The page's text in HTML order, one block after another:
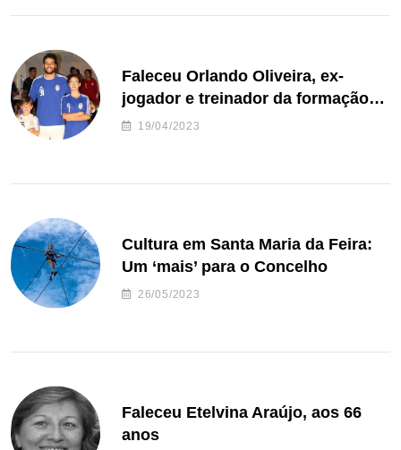
Faleceu Orlando Oliveira, ex-
jogador e treinador da formação
de andebol do Feirense
19/04/2023
Cultura em Santa Maria da Feira:
Um ‘mais’ para o Concelho
26/05/2023
Faleceu Etelvina Araújo, aos 66
anos